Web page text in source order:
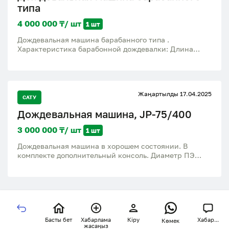
типа
4 000 000 ₸/ шт 1 шт
Дождевальная машина барабанного типа .
Характеристика барабонной дождевалки: Длина
САТУ Жаңартылды 17.04.2025
Дождевальная машина, JP-75/400
3 000 000 ₸/ шт 1 шт
Дождевальная машина в хорошем состоянии. В
комплекте дополнительный консоль. Диаметр ПЭ
Басты бет
Хабарлама
жасаңыз
Кіру Көмек Хабар...